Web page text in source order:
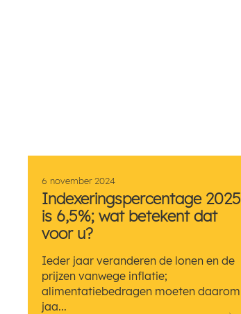
6 november 2024
Indexeringspercentage 2025
is 6,5%; wat betekent dat
voor u?
Ieder jaar veranderen de lonen en de
prijzen vanwege inflatie;
alimentatiebedragen moeten daarom
jaa...